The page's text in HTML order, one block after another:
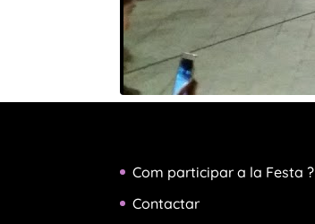
Com participar a la Festa ?
Contactar